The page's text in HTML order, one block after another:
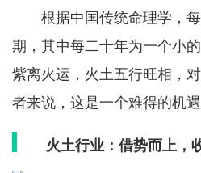
根据中国传统命理学，
期，其中每二十年为一个小
紫离火运，火土五行旺相，
者来说，这是一个难得的机遇
火土行业：借势而上，